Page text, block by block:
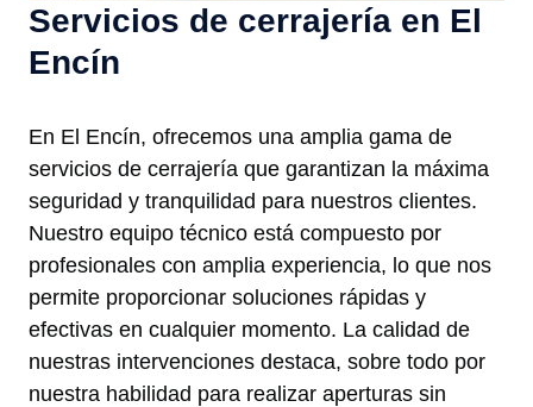
Servicios de cerrajería en El
Encín
En El Encín, ofrecemos una amplia gama de
servicios de cerrajería que garantizan la máxima
seguridad y tranquilidad para nuestros clientes.
Nuestro equipo técnico está compuesto por
profesionales con amplia experiencia, lo que nos
permite proporcionar soluciones rápidas y
efectivas en cualquier momento. La calidad de
nuestras intervenciones destaca, sobre todo por
nuestra habilidad para realizar aperturas sin